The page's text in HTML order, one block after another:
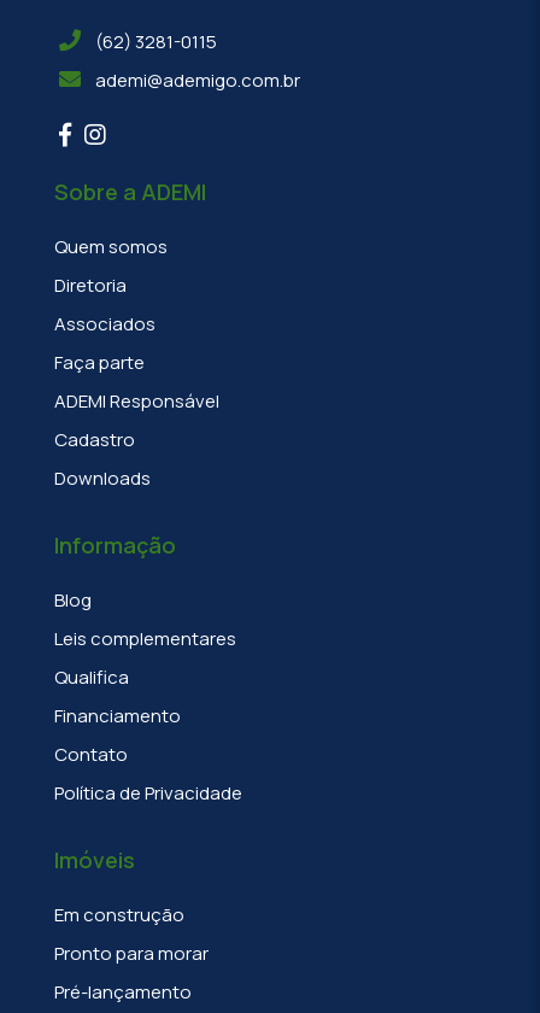
(62) 3281-0115
ademi@ademigo.com.br
Sobre a ADEMI
Quem somos
Diretoria
Associados
Faça parte
ADEMI Responsável
Cadastro
Downloads
Informação
Blog
Leis complementares
Qualifica
Financiamento
Contato
Política de Privacidade
Imóveis
Em construção
Pronto para morar
Pré-lançamento